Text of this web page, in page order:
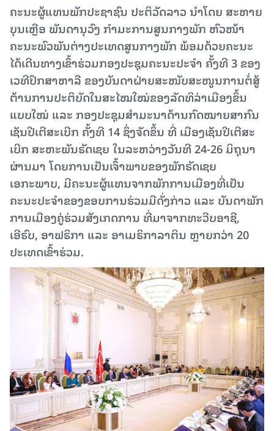
ຄະນະຜູ້ແທນພັກປະຊາຊົນ ປະຕິວັດລາວ ນໍາໂດຍ ສະຫາຍ
ບຸນເຫຼືອ ພັນດານຸວົງ ກໍາມະການສູນກາງພັກ ຫົວໜ້າ
ຄະນະພົວພັນຕ່າງປະເທດສູນກາງພັກ ພ້ອມດ້ວຍຄະນະ
ໄດ້ເດີນທາງເຂົ້າຮ່ວມກອງປະຊຸມຄະນະປະຈຳ ຄັ້ງທີ 3 ຂອງ
ເວທີປຶກສາຫາລື ຂອງບັນດາຝ່າຍສະໜັບສະໜູນການຕໍ່ສູ້
ຕ້ານການປະຕິບັດໃນສະໄໝໃໝ່ຂອງລັດທິລ່າເມືອງຂຶ້ນ
ແບບໃໝ່ ແລະ ກອງປະຊຸມສໍາມະນາດ້ານກົດໝາຍສາກົນ
ເຊັນປີເຕີສະເບີກ ຄັ້ງທີ 14 ຊຶ່ງຈັດຂຶ້ນ ທີ່ ເມືອງເຊັນປີເຕີສະ
ເບີກ ສະຫະພັນຣັດເຊຍ ໃນລະຫວ່າງວັນທີ 24-26 ມິຖຸນາ
ຜ່ານມາ ໂດຍການເປັນເຈົ້າພາບຂອງພັກຣັດເຊຍ
ເອກະພາບ, ມີຄະນະຜູ້ແທນຈາກພັກການເມືອງທີ່ເປັນ
ຄະນະປະຈຳຂອງຂອບການຮ່ວມມືດັ່ງກ່າວ ແລະ ບັນດາພັກ
ການເມືອງຄູ່ຮ່ວມສັງເກດການ ທີ່ມາຈາກທະວີບອາຊີ,
ເອີຣົບ, ອາຟຣິກາ ແລະ ອາເມຣິກາລາຕິນ ຫຼາຍກວ່າ 20
ປະເທດເຂົ້າຮ່ວມ.